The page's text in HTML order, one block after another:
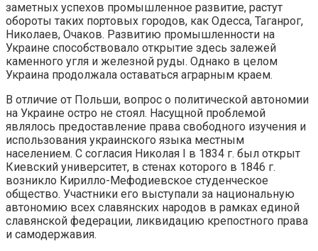
заметных успехов промышленное развитие, растут
обороты таких портовых городов, как Одесса, Таганрог,
Николаев, Очаков. Развитию промышленности на
Украине способствовало открытие здесь залежей
каменного угля и железной руды. Однако в целом
Украина продолжала оставаться аграрным краем.
В отличие от Польши, вопрос о политической автономии
на Украине остро не стоял. Насущной проблемой
являлось предоставление права свободного изучения и
использования украинского языка местным
населением. С согласия Николая I в 1834 г. был открыт
Киевский университет, в стенах которого в 1846 г.
возникло Кирилло-Мефодиевское студенческое
общество. Участники его выступали за национальную
автономию всех славянских народов в рамках единой
славянской федерации, ликвидацию крепостного права
и самодержавия.